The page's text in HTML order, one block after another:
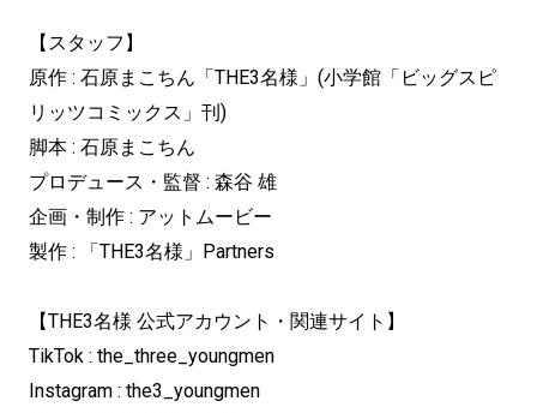
【スタッフ】
原作 : 石原まこちん「THE3名様」(小学館「ビッグスピ
リッツコミックス」刊)
脚本 : 石原まこちん
プロデュース・監督 : 森谷 雄
企画・制作 : アットムービー
製作 : 「THE3名様」Partners
【THE3名様 公式アカウント・関連サイト】
TikTok : the_three_youngmen
Instagram : the3_youngmen